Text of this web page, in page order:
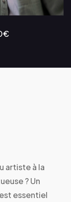
artiste à la
? Un
essentiel